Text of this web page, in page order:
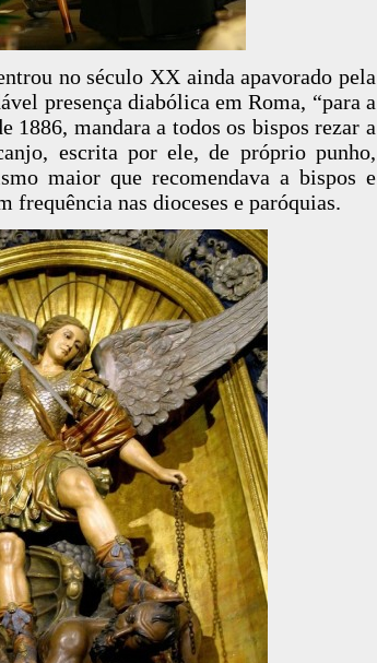
no século XX ainda apavorado pela
presença diabólica em Roma, “para a
1886, mandara a todos os bispos rezar a
escrita por ele, de próprio punho,
maior que recomendava a bispos e
frequência nas dioceses e paróquias.